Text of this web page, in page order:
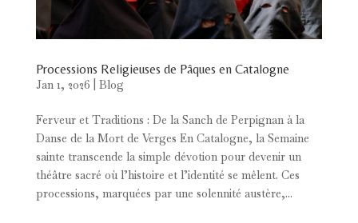
Processions Religieuses de Pâques en Catalogne
Jan 1, 2026 Blog
Ferveur et Traditions : De la Sanch de Perpignan à la
Danse de la Mort de Verges En Catalogne, la Semaine
sainte transcende la simple dévotion pour devenir un
théâtre sacré où l’histoire et l’identité se mêlent. Ces
processions, marquées par une solennité austère,...